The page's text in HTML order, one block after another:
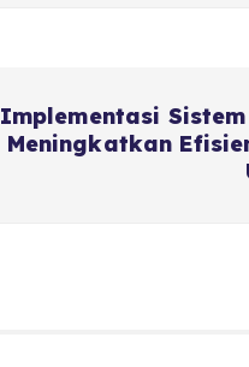
Implementasi
Meningkatkan